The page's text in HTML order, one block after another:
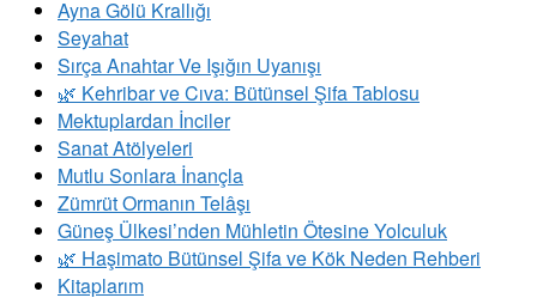
Ayna Gölü Krallığı
Seyahat
Sırça Anahtar Ve Işığın Uyanışı
​🌿 Kehribar ve Cıva: Bütünsel Şifa Tablosu
Mektuplardan İnciler
Sanat Atölyeleri
Mutlu Sonlara İnançla
Zümrüt Ormanın Telâşı
Güneş Ülkesi’nden Mühletin Ötesine Yolculuk
🌿 Haşimato Bütünsel Şifa ve Kök Neden Rehberi
Kitaplarım